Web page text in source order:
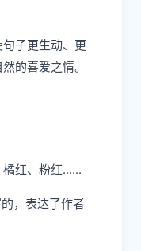
子更生动、更
的喜爱之情。
红、粉红......
，表达了作者